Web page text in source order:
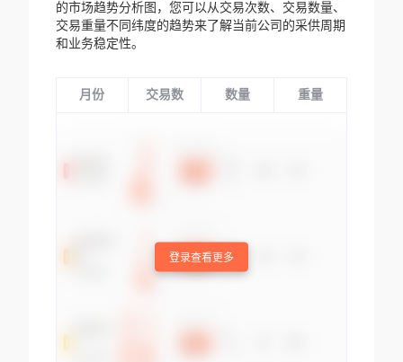
的市场趋势分析图，您可以从交易次数、交易数量、
交易重量不同纬度的趋势来了解当前公司的采供周期
和业务稳定性。
月份 交易数 数量 重量
登录查看更多